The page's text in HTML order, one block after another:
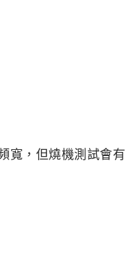
寬，但燒機測試會有